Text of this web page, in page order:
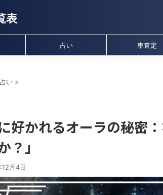
表
占い 車査定
占い >
に好かれるオーラの秘密
？」
月4日